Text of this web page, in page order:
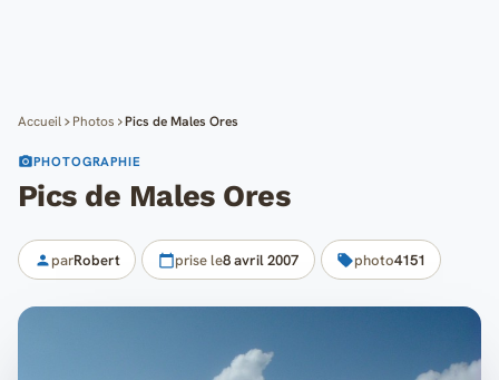
Accueil Photos Pics de Males Ores
PHOTOGRAPHIE
Pics de Males Ores
parRobert prise le8 avril 2007 photo4151